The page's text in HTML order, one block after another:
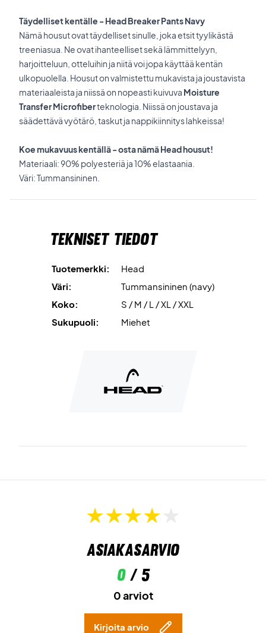
Täydelliset kentälle - Head Breaker Pants Navy
Nämä housut ovat täydelliset sinulle, joka etsit tyylikästä
treeniasua. Ne ovat ihanteelliset sekä lämmittelyyn,
harjoitteluun, otteluihin ja niitä voi jopa käyttää kentän
ulkopuolella. Housut on valmistettu mukavista ja joustavista
materiaaleista ja niissä on nopeasti kuivuva Moisture
Transfer Microfiberteknologia. Niissä on joustava ja
säädettävä vyötärö, taskut ja nappikiinnitys lahkeissa!
Koe mukavuus kentällä - osta nämä Head housut!
Materiaali: 90% polyesteriä ja 10% elastaania.
Väri: Tummansininen.
Tekniset tiedot
Tuotemerkki:
Head
Väri:
Tummansininen (navy)
Koko:
S / M / L / XL / XXL
Sukupuoli:
Miehet
Asiakasarvio
0/ 5
0 arviot
Kirjoita arvio